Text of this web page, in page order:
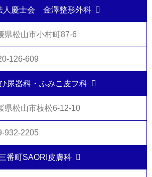
人慶士会 金澤整形外科
県松山市小村町87-6
126-609
尿器科・ふみこ皮フ科
県松山市枝松6-12-10
932-2205
番町SAORI皮膚科